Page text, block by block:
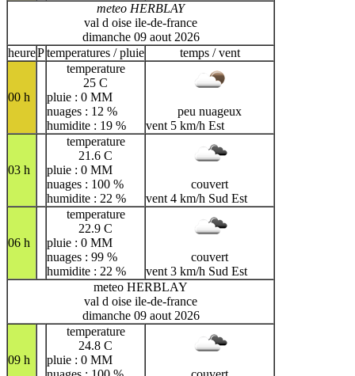
meteo HERBLAY
val d oise ile-de-france
dimanche 09 aout 2026
heurePtemperatures / pluie temps / vent
00 h
temperature
25 C
pluie : 0 MM
nuages : 12 %
humidite : 19 %
peu nuageux
vent 5 km/h Est
03 h
temperature
21.6 C
pluie : 0 MM
nuages : 100 %
humidite : 22 %
couvert
vent 4 km/h Sud Est
06 h
temperature
22.9 C
pluie : 0 MM
nuages : 99 %
humidite : 22 %
couvert
vent 3 km/h Sud Est
meteo HERBLAY
val d oise ile-de-france
dimanche 09 aout 2026
09 h
temperature
24.8 C
pluie : 0 MM